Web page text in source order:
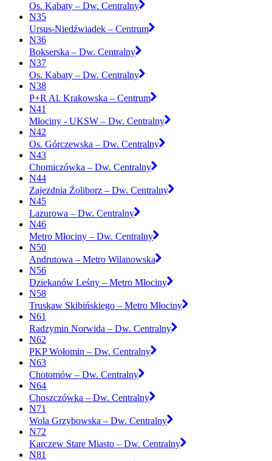
Os. Kabaty – Dw. Centralny
N35
Ursus-Niedźwiadek – Centrum
N36
Bokserska – Dw. Centralny
N37
Os. Kabaty – Dw. Centralny
N38
P+R Al. Krakowska – Centrum
N41
Młociny - UKSW – Dw. Centralny
N42
Os. Górczewska – Dw. Centralny
N43
Chomiczówka – Dw. Centralny
N44
Zajezdnia Żoliborz – Dw. Centralny
N45
Lazurowa – Dw. Centralny
N46
Metro Młociny – Dw. Centralny
N50
Andrutowa – Metro Wilanowska
N56
Dziekanów Leśny – Metro Młociny
N58
Truskaw Skibińskiego – Metro Młociny
N61
Radzymin Norwida – Dw. Centralny
N62
PKP Wołomin – Dw. Centralny
N63
Chotomów – Dw. Centralny
N64
Choszczówka – Dw. Centralny
N71
Wola Grzybowska – Dw. Centralny
N72
Karczew Stare Miasto – Dw. Centralny
N81